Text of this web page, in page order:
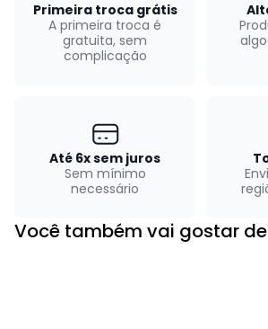
Primeira troca grátis
A primeira troca é
gratuita, sem
complicação
Até 6x sem juros
Sem mínimo
necessário
Você também vai gostar